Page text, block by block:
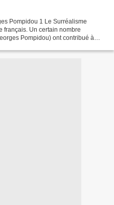
Pompidou 1 Le Surréalisme
français. Un certain nombre
Pompidou) ont contribué à